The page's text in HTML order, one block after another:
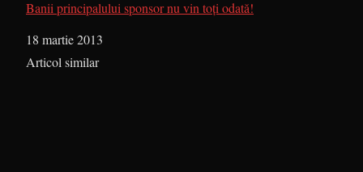
Banii principalului sponsor nu vin toţi odată!
Dată
18 martie 2013
În legătură cu
Articol similar